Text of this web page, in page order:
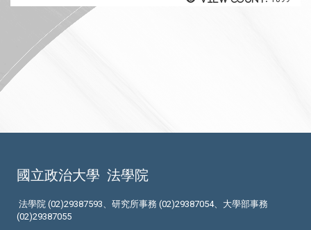
國立政治大學 法學院
法學院 (02)29387593、研究所事務 (02)29387054、大學部事務
(02)29387055